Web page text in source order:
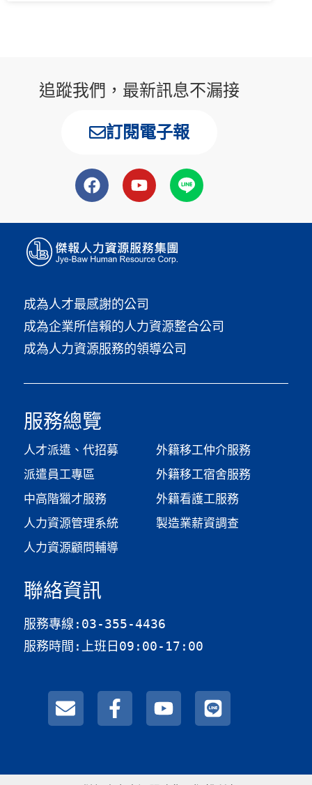
追蹤我們，最新訊息不漏接
訂閱電子報
成為人才最感謝的公司
成為企業所信賴的人力資源整合公司
成為人力資源服務的領導公司
服務總覽
人才派遣、代招募
派遣員工專區
中高階獵才服務
人力資源管理系統
人力資源顧問輔導
外籍移工仲介服務
外籍移工宿舍服務
外籍看護工服務
製造業薪資調查​
聯絡資訊
服務專線:03-355-4436
服務時間:上班日09:00-17:00